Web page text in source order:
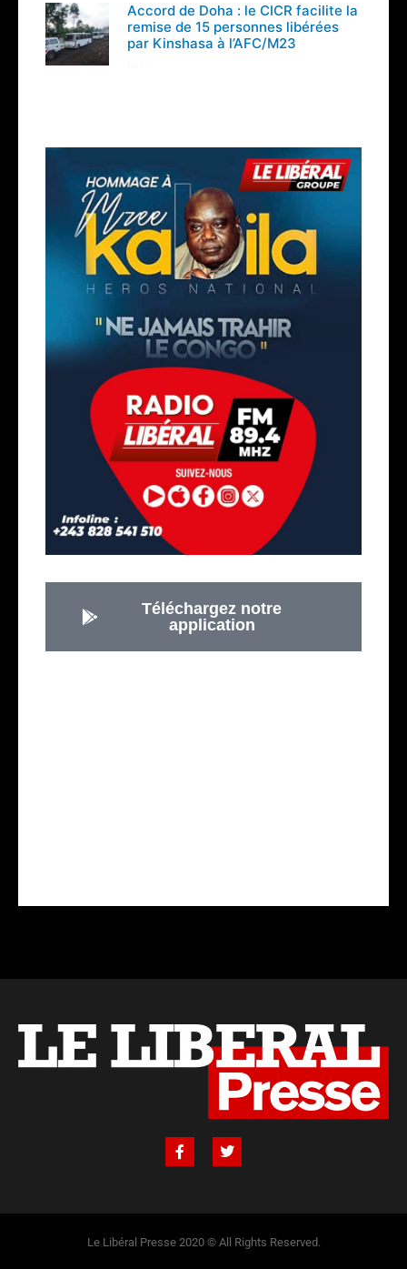
Accord de Doha : le CICR facilite la
remise de 15 personnes libérées
par Kinshasa à l’AFC/M23
Téléchargez notre
application
Le Libéral Presse 2020 © All Rights Reserved.